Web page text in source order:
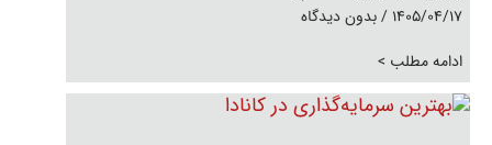
1405/04/17
بدون دیدگاه
ادامه مطلب >